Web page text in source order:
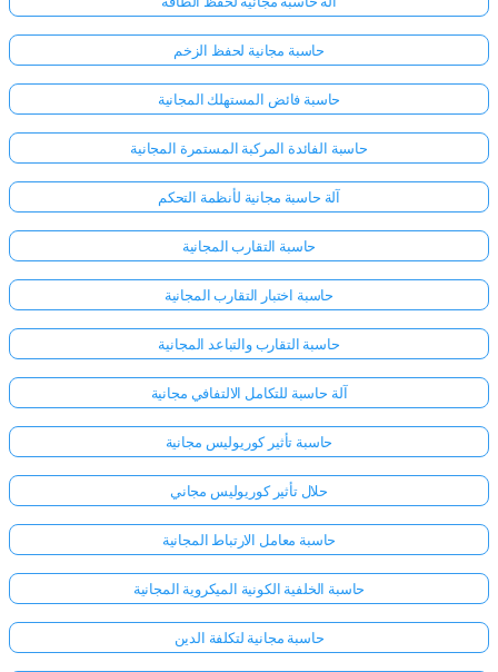
حاسبة مجانية لحفظ الزخم
حاسبة فائض المستهلك المجانية
حاسبة الفائدة المركبة المستمرة المجانية
آلة حاسبة مجانية لأنظمة التحكم
حاسبة التقارب المجانية
حاسبة اختبار التقارب المجانية
حاسبة التقارب والتباعد المجانية
آلة حاسبة للتكامل الالتفافي مجانية
حاسبة تأثير كوريوليس مجانية
حلال تأثير كوريوليس مجاني
حاسبة معامل الارتباط المجانية
حاسبة الخلفية الكونية الميكروية المجانية
حاسبة مجانية لتكلفة الدين